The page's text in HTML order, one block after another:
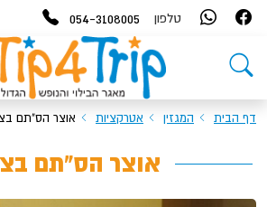
טלפון 054-3108005
דף הבית המגזין אטרקציות אוצר הס"תם
אוצר הס"תם